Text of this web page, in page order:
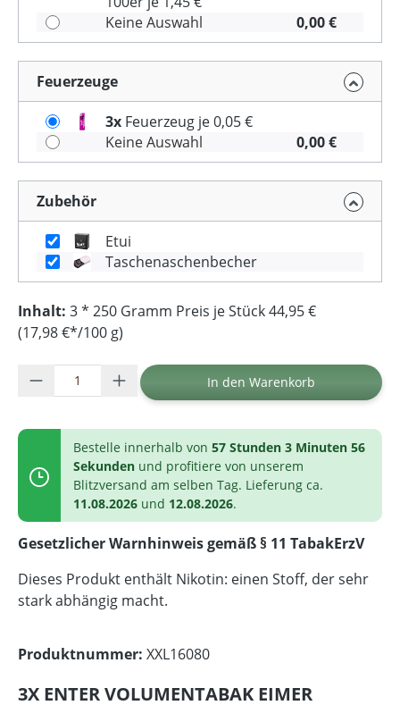
Keine Auswahl
0,00 €
Feuerzeuge
3x Feuerzeug je 0,05 €
Keine Auswahl
0,00 €
Zubehör
Etui
Taschenaschenbecher
Inhalt: 3 * 250 Gramm Preis je Stück 44,95 €
(17,98 €*/100 g)
Produkt Anzahl: Gib den gewünschten
In den Warenkorb
Bestelle innerhalb von 57 Stunden 3 Minuten 56
Sekunden und profitiere von unserem
Blitzversand am selben Tag. Lieferung ca.
11.08.2026 und 12.08.2026.
Gesetzlicher Warnhinweis gemäß § 11 TabakErzV
Dieses Produkt enthält Nikotin: einen Stoff, der sehr
stark abhängig macht.
Produktnummer: XXL16080
3X ENTER VOLUMENTABAK EIMER